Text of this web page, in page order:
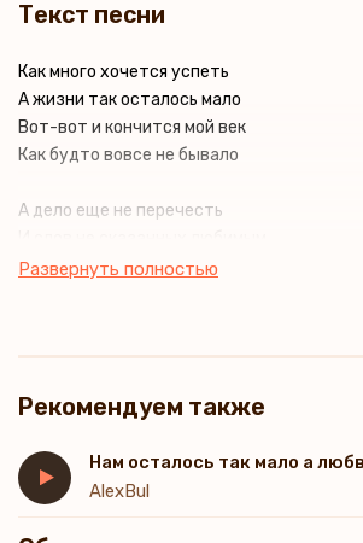
Текст песни
Как много хочется успеть
А жизни так осталось мало
Вот-вот и кончится мой век
Как будто вовсе не бывало
А дело еще не перечесть
Все это я хочу успеть
А я так мало в ней достиг
Не думал я не дорожил
Всем тем что мне дано от Бога
Развернуть полностью
Рекомендуем также
Нам осталось так мало а
AlexBul